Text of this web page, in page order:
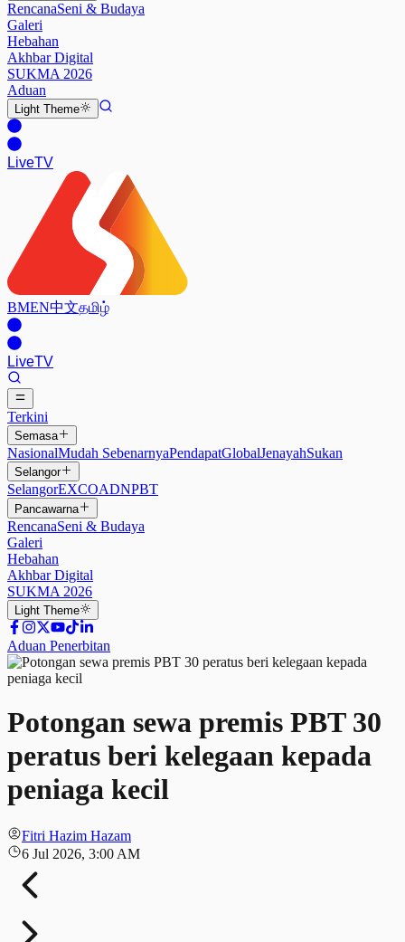
RencanaSeni & Budaya
Galeri
Hebahan
Akhbar Digital
SUKMA 2026
Aduan
Light Theme
LiveTV
BMEN中文தமிழ்
LiveTV
Terkini
Semasa
NasionalMudah SebenarnyaPendapatGlobalJenayahSukan
Selangor
SelangorEXCOADNPBT
Pancawarna
RencanaSeni & Budaya
Galeri
Hebahan
Akhbar Digital
SUKMA 2026
Light Theme
Aduan Penerbitan
Potongan sewa premis PBT 30
peratus beri kelegaan kepada
peniaga kecil
Fitri Hazim Hazam
6 Jul 2026, 3:00 AM